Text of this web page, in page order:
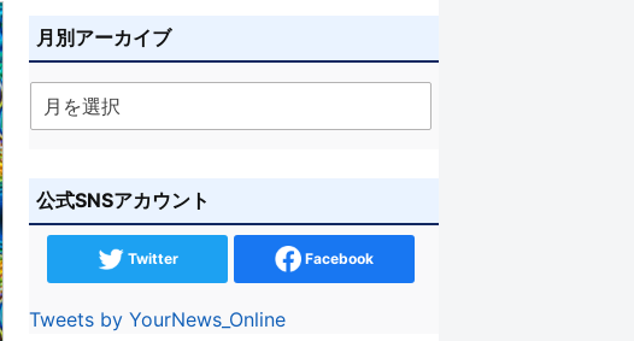
月別アーカイブ
公式SNSアカウント
Twitter Facebook
Tweets by YourNews_Online